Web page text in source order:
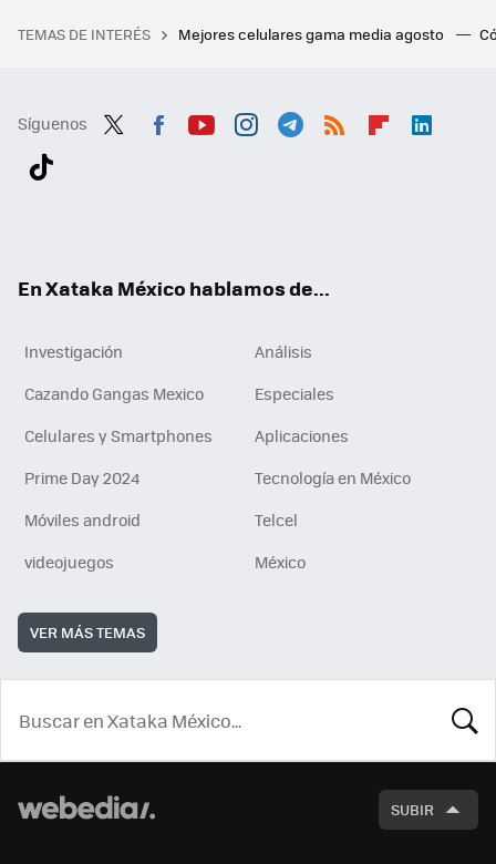
TEMAS DE INTERÉS Mejores celulares gama media agosto
Síguenos
En Xataka México hablamos de...
Investigación
Análisis
Cazando Gangas Mexico
Especiales
Celulares y Smartphones
Aplicaciones
Prime Day 2024
Tecnología en México
Móviles android
Telcel
videojuegos
México
VER MÁS TEMAS
SUBIR